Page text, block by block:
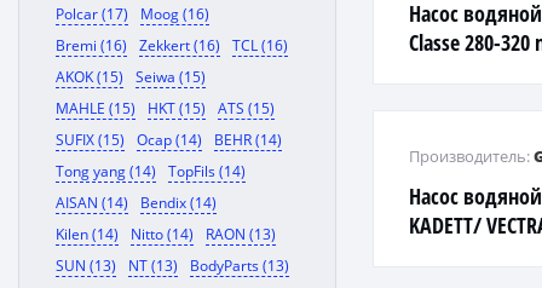
Polcar (17)
Moog (16)
Bremi (16)
Zekkert (16)
TCL (16)
AKOK (15)
Seiwa (15)
MAHLE (15)
HKT (15)
ATS (15)
SUFIX (15)
Ocap (14)
BEHR (14)
Tong yang (14)
TopFils (14)
AISAN (14)
Bendix (14)
Kilen (14)
Nitto (14)
RAON (13)
SUN (13)
NT (13)
BodyParts (13)
Насос
Classe 280-
Насос водяной
KADETT/
Производитель: